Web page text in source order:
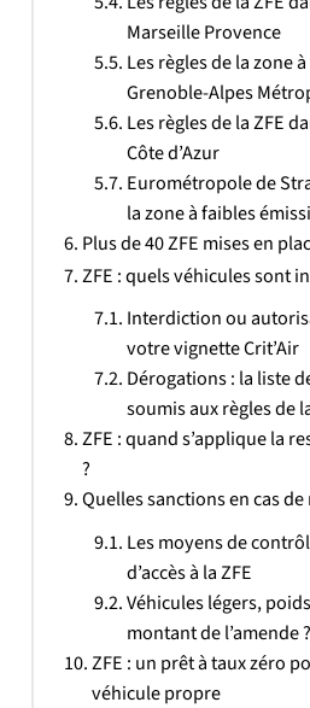
Marseille Provence
Les règles de la zone
Grenoble-Alpes
Les règles de la ZFE
Côte d’Azur
Eurométropole de
la zone à faibles
Plus de 40 ZFE mises en
ZFE : quels véhicules sont
Interdiction ou
votre vignette Crit’Air
Dérogations : la liste
soumis aux règles de
ZFE : quand s’applique la
?
Quelles sanctions en cas
Les moyens de
d’accès à la ZFE
Véhicules légers,
montant de l’amende ?
ZFE : un prêt à taux zéro
véhicule propre